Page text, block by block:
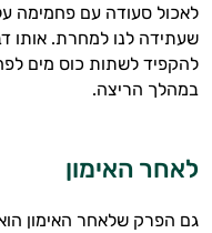
לאכול סעודה עם פחמימה
שעתידה לנו למחרת. אותו
להקפיד לשתות כוס מים
במהלך הריצה.
לאחר האימון
גם הפרק שלאחר האימון